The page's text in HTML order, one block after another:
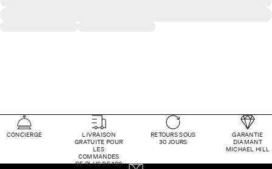
CONCIERGE
LIVRAISON
GRATUITE POUR
LES
COMMANDES
DE PLUS DE 100
RETOURS SOUS
30 JOURS
GARANTIE
DIAMANT
MICHAEL HILL